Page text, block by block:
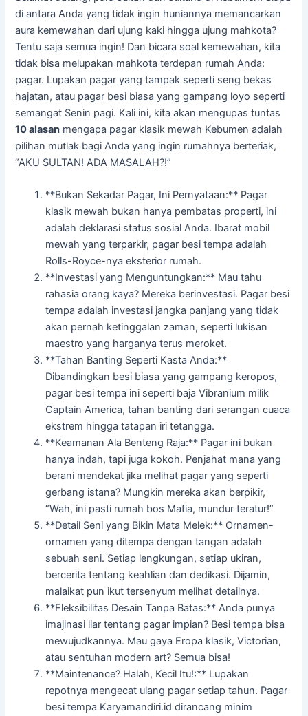
di antara Anda yang tidak ingin huniannya memancarkan
aura kemewahan dari ujung kaki hingga ujung mahkota?
Tentu saja semua ingin! Dan bicara soal kemewahan, kita
tidak bisa melupakan mahkota terdepan rumah Anda:
pagar. Lupakan pagar yang tampak seperti seng bekas
hajatan, atau pagar besi biasa yang gampang loyo seperti
semangat Senin pagi. Kali ini, kita akan mengupas tuntas
10 alasan mengapa pagar klasik mewah Kebumen adalah
pilihan mutlak bagi Anda yang ingin rumahnya berteriak,
“AKU SULTAN! ADA MASALAH?!”
**Bukan Sekadar Pagar, Ini Pernyataan:** Pagar
klasik mewah bukan hanya pembatas properti, ini
adalah deklarasi status sosial Anda. Ibarat mobil
mewah yang terparkir, pagar besi tempa adalah
Rolls-Royce-nya eksterior rumah.
**Investasi yang Menguntungkan:** Mau tahu
rahasia orang kaya? Mereka berinvestasi. Pagar besi
tempa adalah investasi jangka panjang yang tidak
akan pernah ketinggalan zaman, seperti lukisan
maestro yang harganya terus meroket.
**Tahan Banting Seperti Kasta Anda:**
Dibandingkan besi biasa yang gampang keropos,
pagar besi tempa ini seperti baja Vibranium milik
Captain America, tahan banting dari serangan cuaca
ekstrem hingga tatapan iri tetangga.
**Keamanan Ala Benteng Raja:** Pagar ini bukan
hanya indah, tapi juga kokoh. Penjahat mana yang
berani mendekat jika melihat pagar yang seperti
gerbang istana? Mungkin mereka akan berpikir,
“Wah, ini pasti rumah bos Mafia, mundur teratur!”
**Detail Seni yang Bikin Mata Melek:** Ornamen-
ornamen yang ditempa dengan tangan adalah
sebuah seni. Setiap lengkungan, setiap ukiran,
bercerita tentang keahlian dan dedikasi. Dijamin,
malaikat pun ikut tersenyum melihat detailnya.
**Fleksibilitas Desain Tanpa Batas:** Anda punya
imajinasi liar tentang pagar impian? Besi tempa bisa
mewujudkannya. Mau gaya Eropa klasik, Victorian,
atau sentuhan modern art? Semua bisa!
**Maintenance? Halah, Kecil Itu!:** Lupakan
repotnya mengecat ulang pagar setiap tahun. Pagar
besi tempa Karyamandiri.id dirancang minim